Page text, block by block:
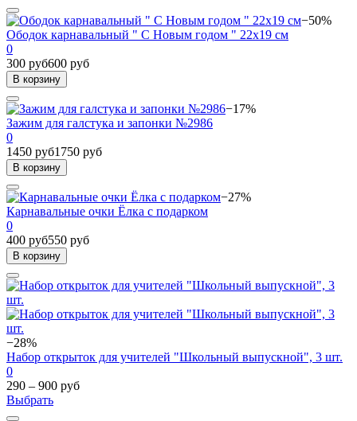
−50%
Ободок карнавальный " С Новым годом " 22х19 см
0
300 руб600 руб
В корзину
−17%
Зажим для галстука и запонки №2986
0
1450 руб1750 руб
В корзину
−27%
Карнавальные очки Ёлка с подарком
0
400 руб550 руб
В корзину
−28%
Набор открыток для учителей "Школьный выпускной", 3 шт.
0
290 – 900 руб
Выбрать